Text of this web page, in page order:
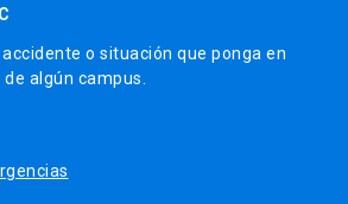
o situación que ponga en
algún campus.